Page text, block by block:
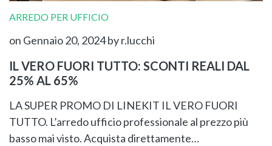
ARREDO PER UFFICIO
on Gennaio 20, 2024by r.lucchi
IL VERO FUORI TUTTO: SCONTI REALI DAL
25% AL 65%
LA SUPER PROMO DI LINEKIT IL VERO FUORI
TUTTO. L’arredo ufficio professionale al prezzo più
basso mai visto. Acquista direttamente…